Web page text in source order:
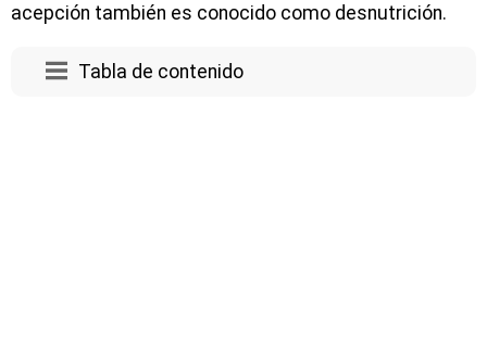
acepción también es conocido como desnutrición.
Tabla de contenido